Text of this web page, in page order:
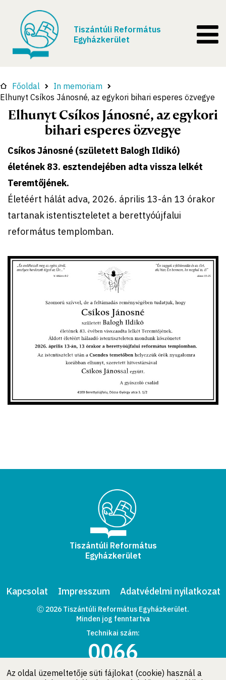
Az oldal üzemeltetője süti fájlokat (cookie) használ a
Tiszántúli Református
Egyházkerület
Főoldal
In memoriam
Elhunyt Csíkos Jánosné, az egykori bihari esperes özvegye
Elhunyt Csíkos Jánosné, az egykori
bihari esperes özvegye
Csíkos Jánosné (született Balogh Ildikó)
életének 83. esztendejében adta vissza lelkét
Teremtőjének.
Életéért hálát adva, 2026. április 13-án 13 órakor
tartanak istentiszteletet a berettyóújfalui
református templomban.
Tiszántúli Református
Egyházkerület
Kapcsolat Impresszum Adatvédelmi nyilatkozat
Ⓒ 2026 Tiszántúli Református Egyházkerület.
Minden jog fenntartva
Technikai szám:
0066